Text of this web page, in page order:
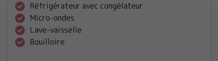
Réfrigérateur avec congélateur
Micro-ondes
Lave-vaisselle
Bouilloire